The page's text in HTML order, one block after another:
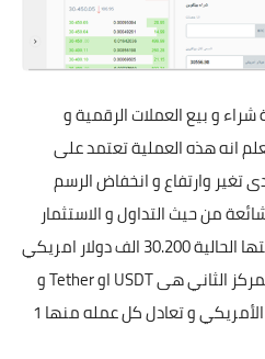
شراء و بيع العملات الرقمية و
انه هذه العملية تعتمد على
تغير وارتفاع و انخفاض الرسم
من حيث التداول و الاستثمار
هى البيتكوين و التى تبلغ قيمتها الحالية 30.200 الف دولار امريكي
. اما عن العملة المتداولة فى المركز الثاني هى USDT او Tether و
سميت كذلك لانها تمثل الدولار الأمريكي و تعادل كل عمله منها 1